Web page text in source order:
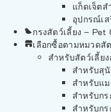
แก็ดเจ็ตส
อุปกรณ์เ
กรงสัตว์เลี้ยง – Pet
เลือกซื้อตามหมวดสั
สำหรับสัตว์เลี้ย
สำหรับสุ
สำหรับแ
สำหรับกร
สำหรับกร